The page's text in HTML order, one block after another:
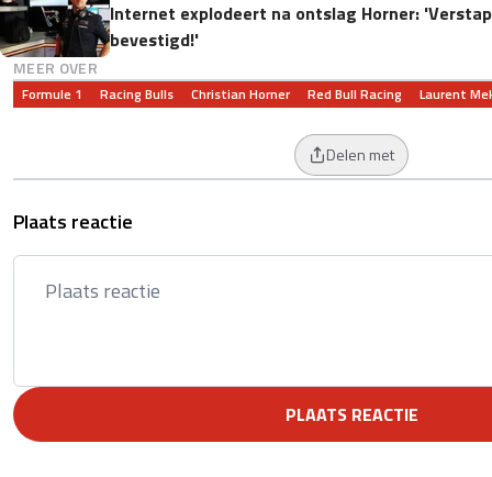
Internet explodeert na ontslag Horner:
bevestigd!'
MEER OVER
Formule 1 Racing Bulls Christian Horner Red Bull Racing Laurent
Delen met
Plaats reactie
PLAATS REACTIE